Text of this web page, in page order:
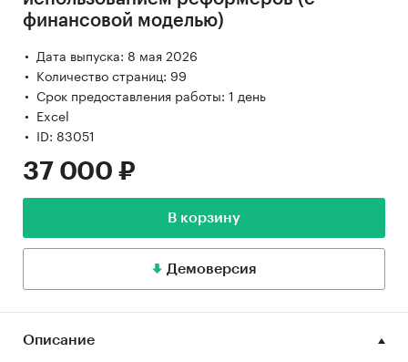
финансовой моделью)
Дата выпуска: 8 мая 2026
Количество страниц: 99
Срок предоставления работы: 1 день
Excel
ID: 83051
37 000 ₽
В корзину
Демоверсия
Описание